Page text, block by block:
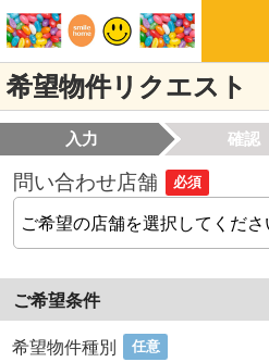
希望物件リクエスト
入力 確認
問い合わせ店舗 必須
ご希望条件
希望物件種別 任意